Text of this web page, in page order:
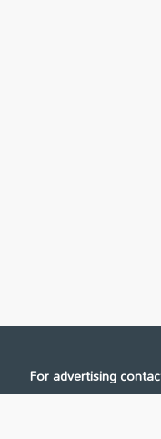
For advertising
Email: